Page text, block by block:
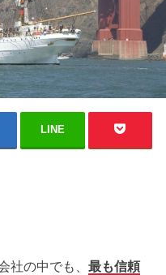
LINE
社の中でも、最も信頼